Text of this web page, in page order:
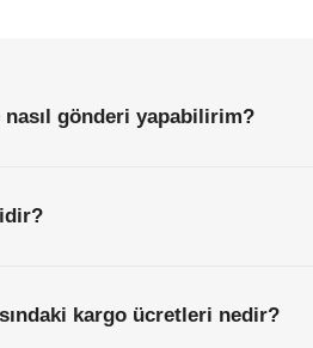
nasıl gönderi yapabilirim?
kargo ücretleri nedir?